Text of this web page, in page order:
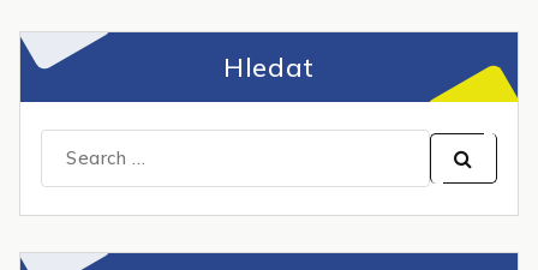
Hledat